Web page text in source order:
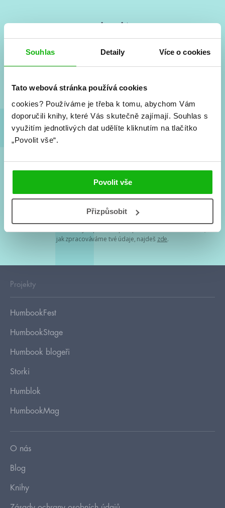
Souhlas Detaily Více o cookies
Tato webová stránka používá cookies
cookies? Používáme je třeba k tomu, abychom Vám
doporučili knihy, které Vás skutečně zajímají. Souhlas s
využitím jednotlivých dat udělíte kliknutím na tlačítko
„Povolit vše“.
Povolit vše
Přizpůsobit
Vše kolem #youngadult každý měsíc rovnou do mailu!
a seriálové adaptace a další.
Souhlasím spodmínkami zpracování osobních údajů
Tvá e-mailová adresa je u nás v bezpečí. Přečti si
jak zpracováváme tvé údaje, najdeš zde.
Projekty
HumbookFest
HumbookStage
Humbook blogeři
Storki
Humblok
HumbookMag
O nás
Blog
Knihy